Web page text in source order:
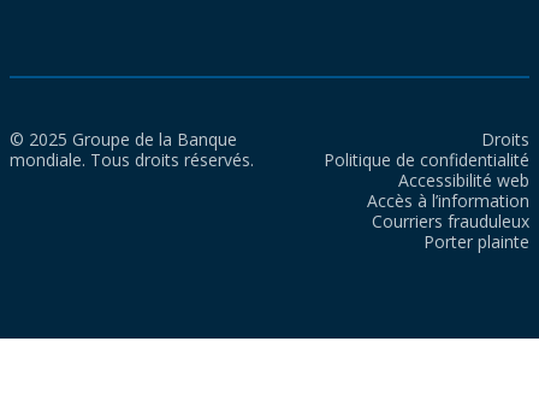
© 2025 Groupe de la Banque
mondiale. Tous droits réservés.
Droits
Politique de confidentialité
Accessibilité web
Accès à l’information
Courriers frauduleux
Porter plainte